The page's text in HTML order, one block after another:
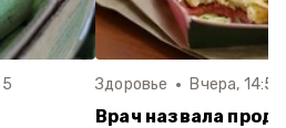
Здоровье Вчера, 14:51
Врач назвала